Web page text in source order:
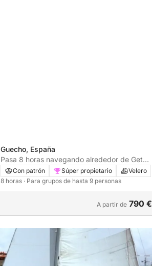
Guecho, España
Pasa 8 horas navegando alrededor de Getxo
en velero.
Con patrón Súper propietario
Velero
8 horas · Para grupos de hasta 9 personas
A partir de 790 €